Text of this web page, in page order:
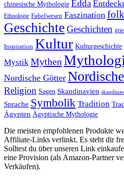
chinesische Mythologie Edda
Ethnologie Fabelwesen Faszination
Geschichte Geschichten
Inspiration Kultur Kulturgeschichte
Mystik Mythen
Nordische Götter
Religion Sagen Skandinavien
Sprache Symbolik Tradition
Ägypten Ägyptische Mythologie
Die meisten empfohlenen Produkte
Affiliate-Links verlinkt. Es steht dir
Solltest du über unseren Link
eine Provision (als Amazon-Partner
Verkäufen).